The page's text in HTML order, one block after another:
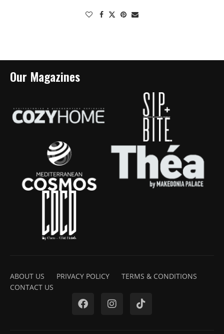
Our Magazines
ABOUT US PRIVACY POLICY
TERMS & CONDITIONS
CONTACT US